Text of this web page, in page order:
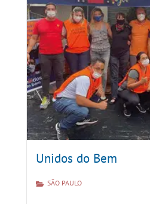
Unidos do Bem
SÃO PAULO